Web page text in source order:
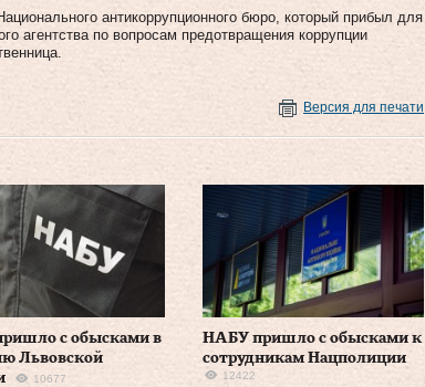
антикоррупционного бюро, который прибыл для
агентства по вопросам предотвращения коррупции
Версия для печати
с обысками в
Львовской
10677
НАБУ пришло с обысками к
сотрудникам Нацполиции
12422